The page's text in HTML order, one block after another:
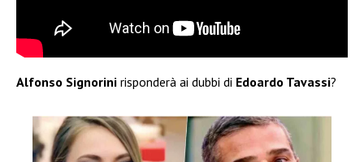
Alfonso Signorini risponderà ai dubbi di Edoardo Tavassi?